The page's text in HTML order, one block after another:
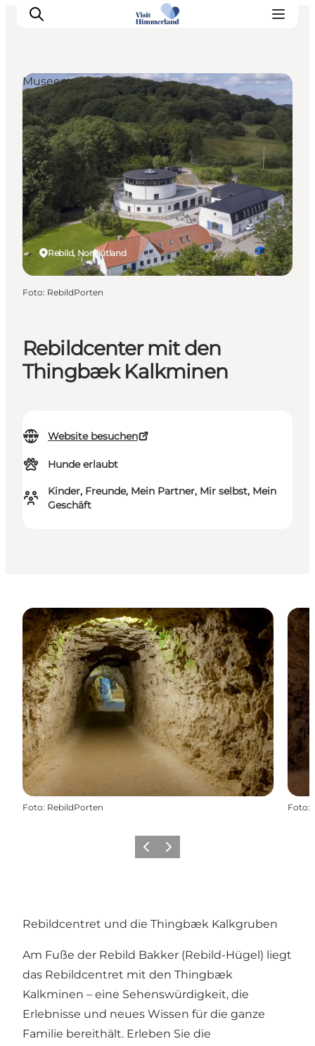
Erlebnisse
Natur
Städte und Orte
Das passiert
Reiseplanung
Praktische Informationen
Rebildcenter mit den
Thingbæk Kalkminen
Website besuchen
Hunde erlaubt
Kinder, Freunde, Mein Partner, Mir selbst, Mein
Geschäft
Rebild, Nordjütland
Museen
Foto: RebildPorten
Foto: RebildPorten Foto:
Vorherige Folie
Nächste Folie
Rebildcentret und die Thingbæk Kalkgruben
Am Fuße der Rebild Bakker (Rebild-Hügel) liegt
das Rebildcentret mit den Thingbæk
Kalkminen – eine Sehenswürdigkeit, die
Erlebnisse und neues Wissen für die ganze
Familie bereithält. Erleben Sie die